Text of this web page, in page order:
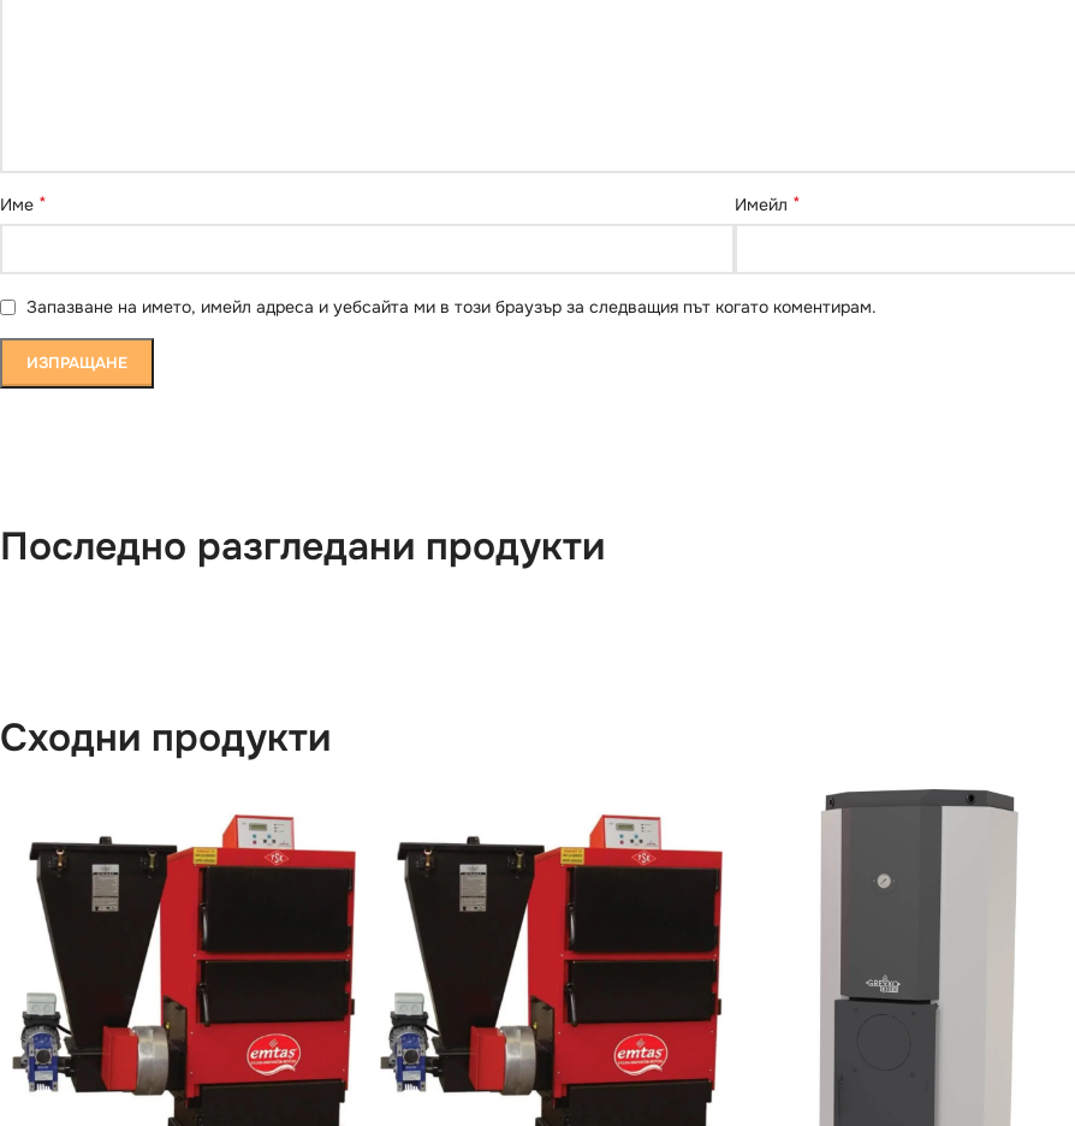
Име * Имейл *
Запазване на името, имейл адреса и уебсайта ми в този браузър за следващия път когато коментирам.
Последно разгледани продукти
Сходни продукти